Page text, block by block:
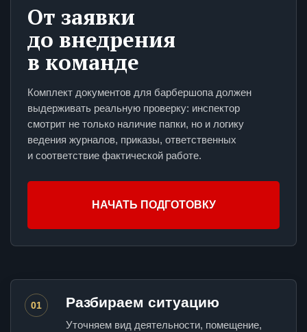
От заявки
до внедрения
в команде
Комплект документов для барбершопа должен
выдерживать реальную проверку: инспектор
смотрит не только наличие папки, но и логику
ведения журналов, приказы, ответственных
и соответствие фактической работе.
НАЧАТЬ ПОДГОТОВКУ
01 Разбираем ситуацию
Уточняем вид деятельности, помещение,